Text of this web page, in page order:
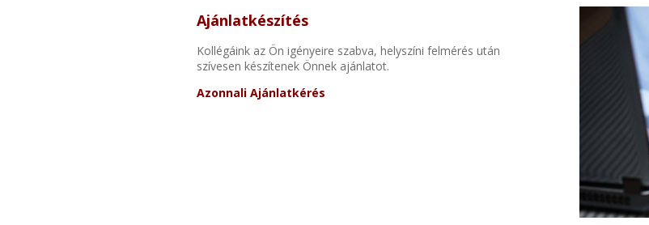
Ajánlatkészítés
Kollégáink az Ön igényeire szabva, helyszíni felmérés után
szívesen készítenek Önnek ajánlatot.
Azonnali Ajánlatkérés